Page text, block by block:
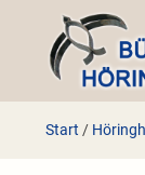
springen
Start /